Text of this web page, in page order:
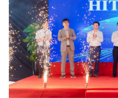
Môi trường
Quy hoạch - Xây dựng
Ưu đãi đầu tư
Công nghệ và Sản phẩm
Văn bản khác